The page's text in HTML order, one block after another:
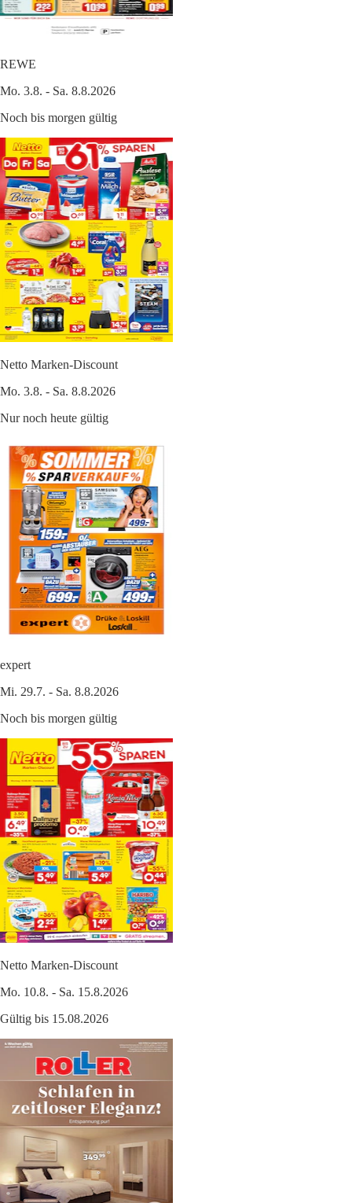
REWE
Mo. 3.8. - Sa. 8.8.2026
Noch bis morgen gültig
Netto Marken-Discount
Mo. 3.8. - Sa. 8.8.2026
Nur noch heute gültig
expert
Mi. 29.7. - Sa. 8.8.2026
Noch bis morgen gültig
Netto Marken-Discount
Mo. 10.8. - Sa. 15.8.2026
Gültig bis 15.08.2026